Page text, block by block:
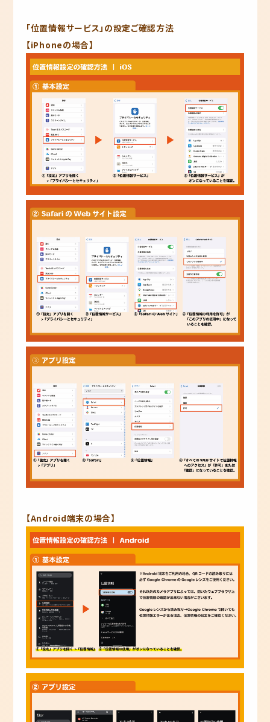
「位置情報サービス」の設定ご確認方法
【iPhoneの場合】
【Android端末の場合】